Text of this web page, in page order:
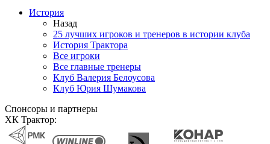
История
Назад
25 лучших игроков и тренеров в истории клуба
История Трактора
Все игроки
Все главные тренеры
Клуб Валерия Белоусова
Клуб Юрия Шумакова
Спонсоры и партнеры
ХК Трактор: